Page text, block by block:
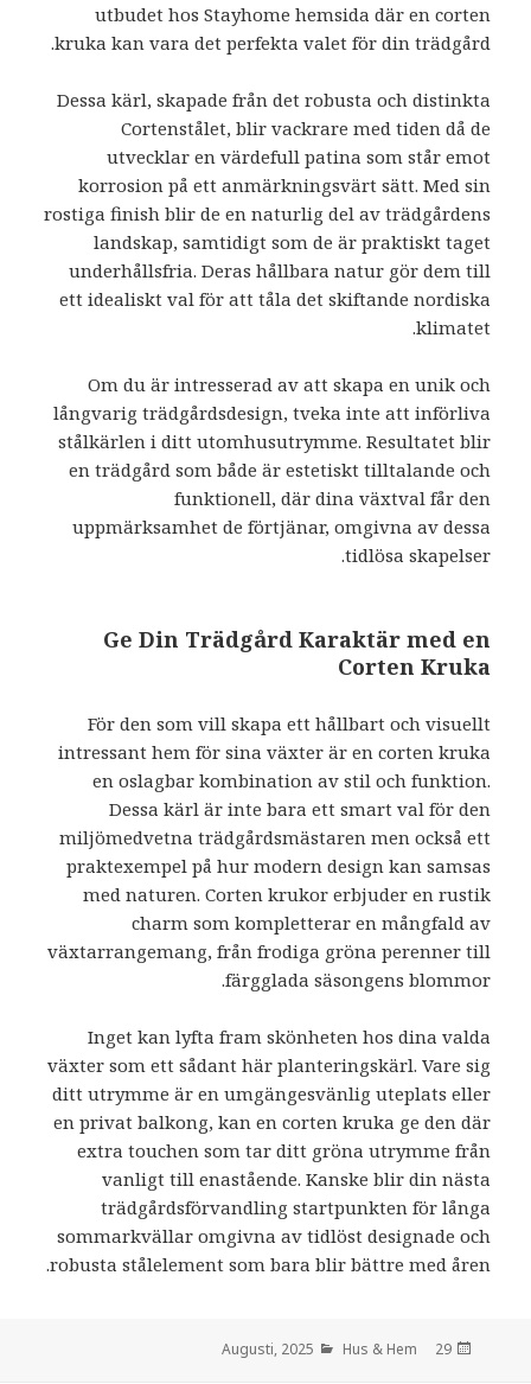
utbudet hos Stayhome hemsida där en corten
kruka kan vara det perfekta valet för din trädgård.
Dessa kärl, skapade från det robusta och distinkta
Cortenstålet, blir vackrare med tiden då de
utvecklar en värdefull patina som står emot
korrosion på ett anmärkningsvärt sätt. Med sin
rostiga finish blir de en naturlig del av trädgårdens
landskap, samtidigt som de är praktiskt taget
underhållsfria. Deras hållbara natur gör dem till
ett idealiskt val för att tåla det skiftande nordiska
klimatet.
Om du är intresserad av att skapa en unik och
långvarig trädgårdsdesign, tveka inte att införliva
stålkärlen i ditt utomhusutrymme. Resultatet blir
en trädgård som både är estetiskt tilltalande och
funktionell, där dina växtval får den
uppmärksamhet de förtjänar, omgivna av dessa
tidlösa skapelser.
Ge Din Trädgård Karaktär med en
Corten Kruka
För den som vill skapa ett hållbart och visuellt
intressant hem för sina växter är en corten kruka
en oslagbar kombination av stil och funktion.
Dessa kärl är inte bara ett smart val för den
miljömedvetna trädgårdsmästaren men också ett
praktexempel på hur modern design kan samsas
med naturen. Corten krukor erbjuder en rustik
charm som kompletterar en mångfald av
växtarrangemang, från frodiga gröna perenner till
färgglada säsongens blommor.
Inget kan lyfta fram skönheten hos dina valda
växter som ett sådant här planteringskärl. Vare sig
ditt utrymme är en umgängesvänlig uteplats eller
en privat balkong, kan en corten kruka ge den där
extra touchen som tar ditt gröna utrymme från
vanligt till enastående. Kanske blir din nästa
trädgårdsförvandling startpunkten för långa
sommarkvällar omgivna av tidlöst designade och
robusta stålelement som bara blir bättre med åren.
den
29 Augusti, 2025
Hus & Hem